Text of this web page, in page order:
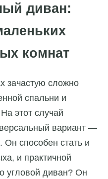
диван:
комнат
зачастую сложно
спальни и
этот случай
вариант —
. Он способен стать и
и практичной
угловой диван? Он